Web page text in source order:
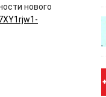
нового